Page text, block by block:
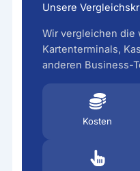
Unsere
Wir vergleichen die
Kartenterminals,
anderen Business-
Kosten